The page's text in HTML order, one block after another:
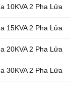
10KVA 2 Pha Lửa
15KVA 2 Pha Lửa
20KVA 2 Pha Lửa
30KVA 2 Pha Lửa